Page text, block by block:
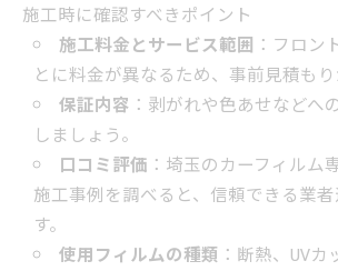
施工時に確認すべきポイント
施工料金とサービス範囲 ：フロン
とに料金が異なるため、事前見積もり
保証内容 ：剥がれや色あせなどへ
しましょう。
口コミ評価 ：埼玉のカーフィルム
施工事例を調べると、信頼できる業
す。
使用フィルムの種類 ：断熱、UV